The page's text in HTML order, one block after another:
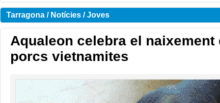
Tarragona / Notícies / Joves
Aqualeon celebra el
porcs vietnamites